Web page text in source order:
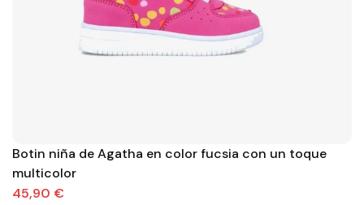
Botin niña de Agatha en color fucsia con un toque
multicolor
45,90 €